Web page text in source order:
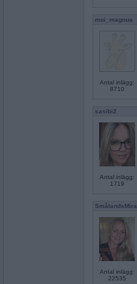
moi_magnus
Antal inlägg:
8710
sasibi2
Antal inlägg:
1719
SmålandsMira
Antal inlägg:
22535